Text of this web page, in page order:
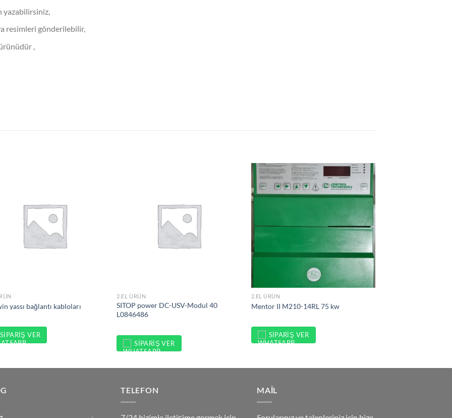
yazabilirsiniz,
resimleri gönderilebilir,
,
yassı bağlantı kabloları
SIPARIŞ VER
2.EL ÜRÜN
SITOP power DC-USV-Modul 40
L0846486
SIPARIŞ VER
2.EL ÜRÜN
Mentor II M210-14RL 75 kw
SIPARIŞ VER
TELEFON MAİL